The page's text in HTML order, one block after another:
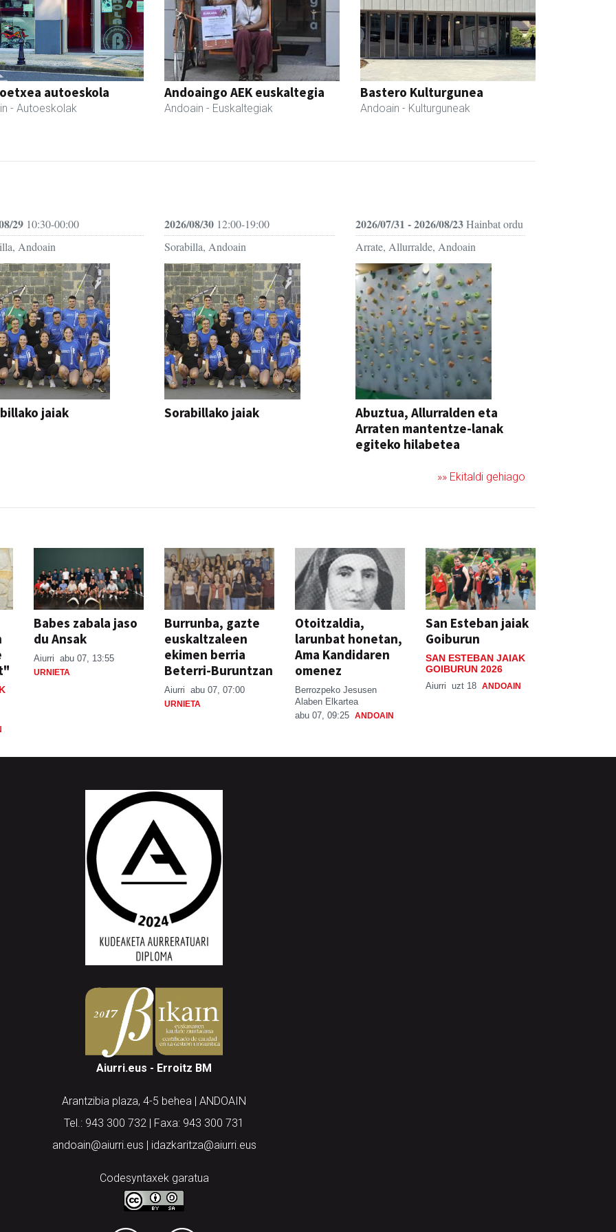
autoeskola
- Autoeskolak
Andoaingo AEK euskaltegia
Andoain - Euskaltegiak
Bastero Kulturgunea
Andoain - Kulturguneak
2910:30-00:00
Andoain
jaiak
2026/08/30 12:00-19:00
Sorabilla, Andoain
Sorabillako jaiak
2026/07/31 - 2026/08/23Hainbat ordu
Arrate, Allurralde, Andoain
Abuztua, Allurralden eta
Arraten mantentze-lanak
egiteko hilabetea
»» Ekitaldi gehiago
Babes zabala jaso
du Ansak
Aiurri abu 07, 13:55
URNIETA
Burrunba, gazte
euskaltzaleen
ekimen berria
Beterri-Buruntzan
Aiurri abu 07, 07:00
URNIETA
Otoitzaldia,
larunbat honetan,
Ama Kandidaren
omenez
Berrozpeko Jesusen
Alaben Elkartea
abu 07, 09:25 ANDOAIN
San Esteban jaiak
Goiburun
SAN ESTEBAN JAIAK
GOIBURUN 2026
Aiurri uzt 18 ANDOAIN
Aiurri.eus - Erroitz BM
Arantzibia plaza, 4-5 behea | ANDOAIN
Tel.: 943 300 732 | Faxa: 943 300 731
andoain@aiurri.eus | idazkaritza@aiurri.eus
Codesyntaxek garatua